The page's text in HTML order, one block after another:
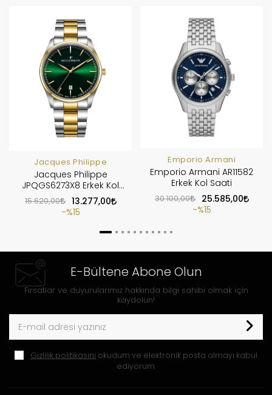
Jacques Philippe
Jacques Philippe
JPQGS6273X8 Erkek Kol
Saati
15.620,00
13.277,00
%15
Emporio Armani
Emporio Armani AR11582
Erkek Kol Saati
30.100,00
25.585,00
%15
E-Bültene Abone Olun
Fırsatlar ve duyurularımız hakkında bilgi sahibi olmak için
kaydolun!
Gizlilik politikasını okudum ve elektronik posta almayı kabul
ediyorum.